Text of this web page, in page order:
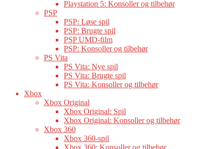
Playstation 5: Konsoller og tilbehør
PSP
PSP: Løse spil
PSP: Brugte spil
PSP UMD-film
PSP: Konsoller og tilbehør
PS Vita
PS Vita: Nye spil
PS Vita: Brugte spil
PS Vita: Konsoller og tilbehør
Xbox
Xbox Original
Xbox Original: Spil
Xbox Original: Konsoller og tilbehør
Xbox 360
Xbox 360-spil